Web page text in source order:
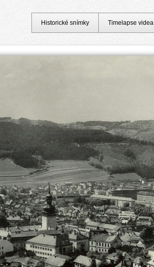
Historické snímky Timelapse videa